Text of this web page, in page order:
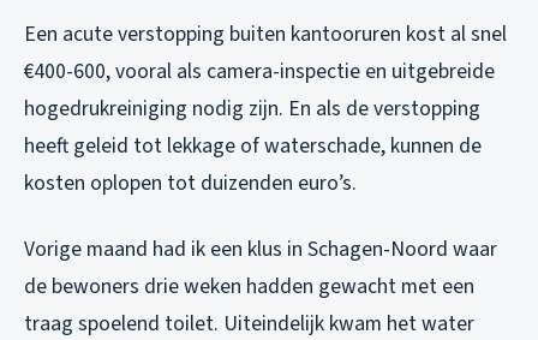
Een acute verstopping buiten kantooruren kost al snel
€400-600, vooral als camera-inspectie en uitgebreide
hogedrukreiniging nodig zijn. En als de verstopping
heeft geleid tot lekkage of waterschade, kunnen de
kosten oplopen tot duizenden euro’s.
Vorige maand had ik een klus in Schagen-Noord waar
de bewoners drie weken hadden gewacht met een
traag spoelend toilet. Uiteindelijk kwam het water